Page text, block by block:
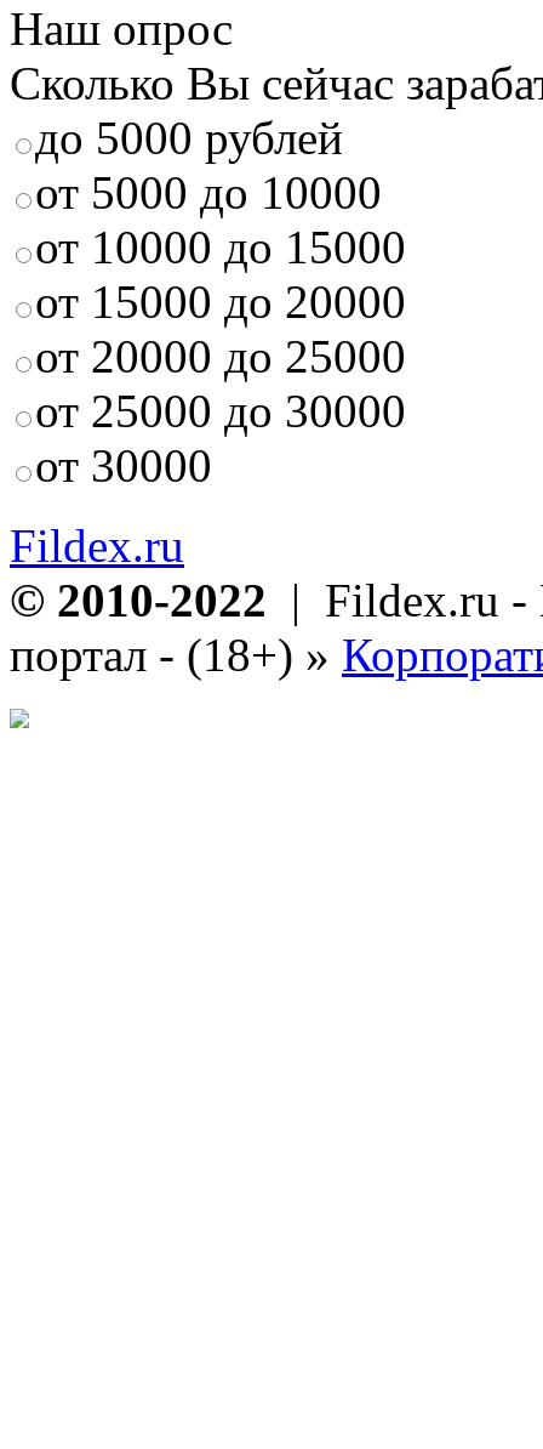
Наш опрос
Сколько Вы сейчас
до 5000 рублей
от 5000 до 10000
от 10000 до 15000
от 15000 до 20000
от 20000 до 25000
от 25000 до 30000
от 30000
Fildex.ru
© 2010-2022 | Fildex.ru -
портал - (18+) »